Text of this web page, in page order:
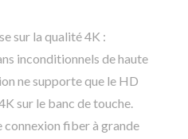
sur la qualité 4K :
inconditionnels de haute
ne supporte que le HD
sur le banc de touche.
connexion fiber à grande